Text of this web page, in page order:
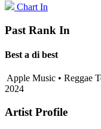
Chart In
Past Rank In
Best a di best
Apple Music • Reggae
2024
Artist Profile